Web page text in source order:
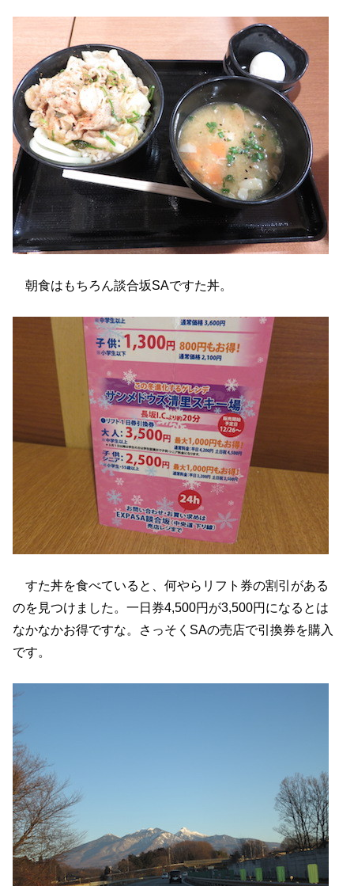
朝食はもちろん談合坂SAですた丼。
すた丼を食べていると、何やらリフト券の割引がある
のを見つけました。一日券4,500円が3,500円になるとは
なかなかお得ですな。さっそくSAの売店で引換券を購入
です。